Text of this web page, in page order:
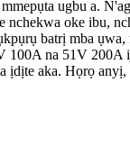
ugbu a.
nchekwa oke ibu,
batrị mba
na 51V 200A
ịdịte aka. Họrọ